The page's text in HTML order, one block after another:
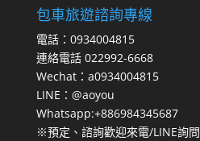
包車旅遊諮詢專線
電話：0934004815
連絡電話 022992-6668
Wechat：a0934004815
LINE：@aoyou
Whatsapp:+886984345687
※預定、諮詢歡迎來電/LINE詢問